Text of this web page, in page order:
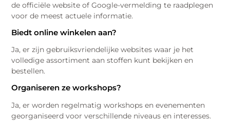
de officiële website of Google-vermelding te raadplegen
voor de meest actuele informatie.
Biedt online winkelen aan?
Ja, er zijn gebruiksvriendelijke websites waar je het
volledige assortiment aan stoffen kunt bekijken en
bestellen.
Organiseren ze workshops?
Ja, er worden regelmatig workshops en evenementen
georganiseerd voor verschillende niveaus en interesses.